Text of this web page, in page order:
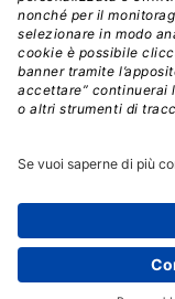
Mixer è un prodotto del
redazione, pubblicità | ©